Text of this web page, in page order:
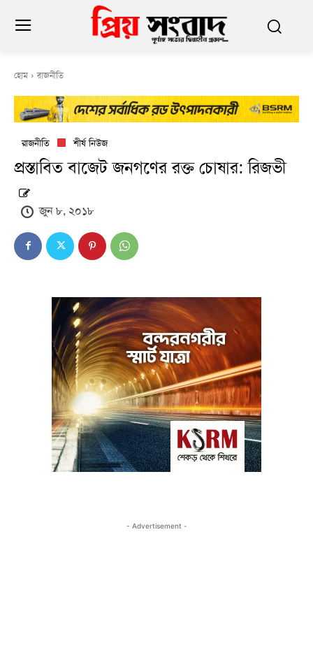
হোম রাজনীতি
রাজনীতি শীর্ষ নিউজ
প্রস্তাবিত বাজেট জনগণের রক্ত চোষার: রিজভী
জুন ৮, ২০১৮
- Advertisement -